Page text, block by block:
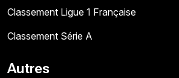
Classement Ligue 1 Française
Classement Série A
Autres